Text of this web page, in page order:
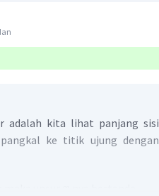
adalah kita lihat panjang sisi
ke titik ujung dengan